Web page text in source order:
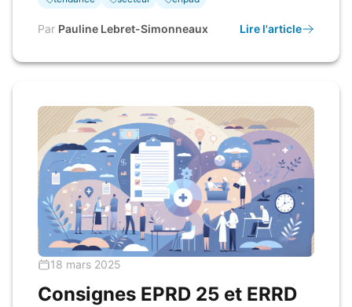
Par Pauline Lebret-Simonneaux Lire l'article
18 mars 2025
Consignes EPRD 25 et ERRD